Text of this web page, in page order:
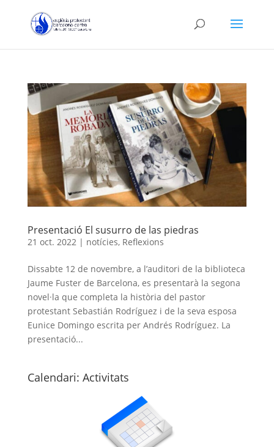
Presentació El susurro de las piedras
21 oct. 2022 | notícies, Reflexions
Dissabte 12 de novembre, a l’auditori de la biblioteca
Jaume Fuster de Barcelona, es presentarà la segona
novel·la que completa la història del pastor
protestant Sebastián Rodríguez i de la seva esposa
Eunice Domingo escrita per Andrés Rodríguez. La
presentació...
Calendari: Activitats